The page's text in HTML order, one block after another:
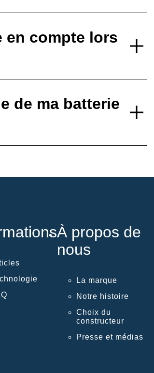
en compte lors
de ma batterie
À propos de
nous
La marque
Notre histoire
Choix du
constructeur
Presse et médias